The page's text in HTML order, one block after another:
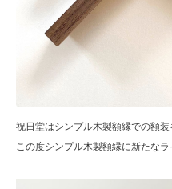
祝日堂はシンプル木製額縁での額装
この度シンプル木製額縁に新たな